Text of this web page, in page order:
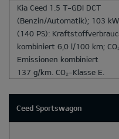
Kia Ceed 1.5 T-GDI DCT
(Benzin/Automatik); 103 kW
(140 PS):
kombiniert 6,0 l/100 km;
Emissionen kombiniert
137 g/km. CO₂-Klasse E.
Ceed Sportswagon